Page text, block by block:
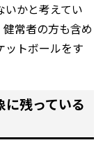
いかと考えてい
常者の方も含め
ットボールをす
残っている